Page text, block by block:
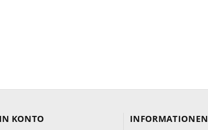
KONTO INFORMATIONEN